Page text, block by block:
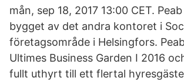
mån, sep 18, 2017 13:00 CET.
bygget av det andra kontoret i
företagsområde i Helsingfors.
Ultimes Business Garden I 2016
fullt uthyrt till ett flertal